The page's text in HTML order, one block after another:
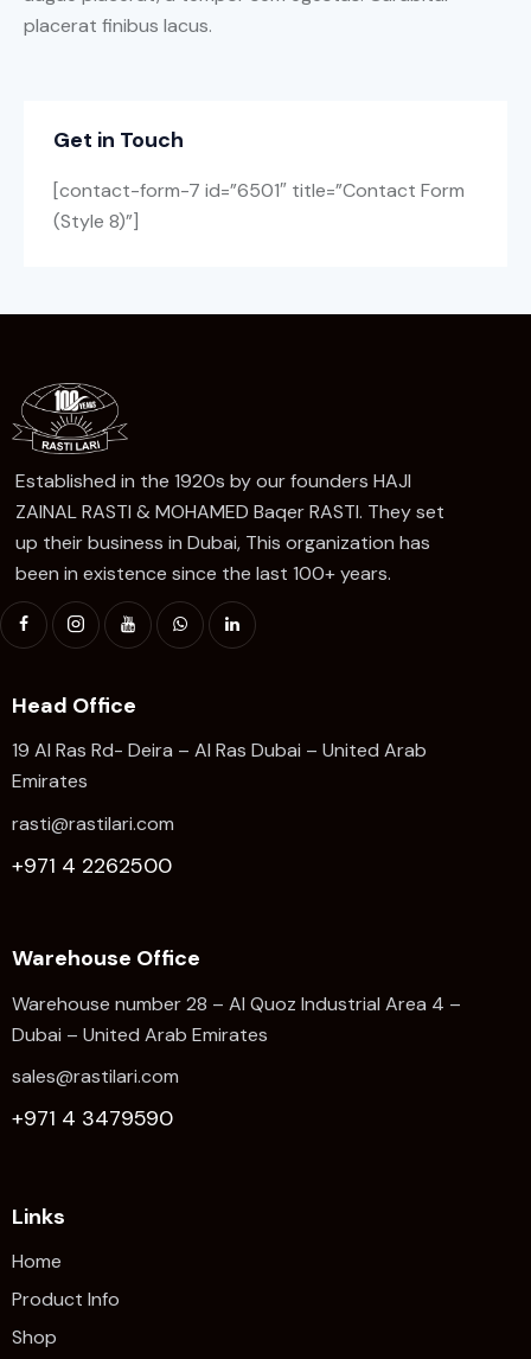
placerat finibus lacus.
Get in Touch
[contact-form-7 id=”6501″ title=”Contact Form
(Style 8)”]
Established in the 1920s by our founders HAJI
ZAINAL RASTI & MOHAMED Baqer RASTI. They set
up their business in Dubai, This organization has
been in existence since the last 100+ years.
Head Office
19 Al Ras Rd- Deira – Al Ras Dubai – United Arab
Emirates
rasti@rastilari.com
+971 4 2262500
Warehouse Office
Warehouse number 28 – Al Quoz Industrial Area 4 –
Dubai – United Arab Emirates
sales@rastilari.com
+971 4 3479590
Links
Home
Product Info
Shop